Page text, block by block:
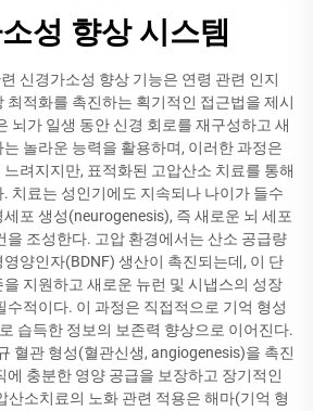
성 향상 시스템
신경가소성 향상 기능은 연령 관련 인지
최적화를 촉진하는 획기적인 접근법을 제시
뇌가 일생 동안 신경 회로를 재구성하고 새
놀라운 능력을 활용하며, 이러한 과정은
려지지만, 표적화된 고압산소 치료를 통해
치료는 성인기에도 지속되나 나이가 들수
포 생성(neurogenesis), 즉 새로운 뇌 세포
을 조성한다. 고압 환경에서는 산소 공급량
양인자(BDNF) 생산이 촉진되는데, 이 단
지원하고 새로운 뉴런 및 시냅스의 성장
수적이다. 이 과정은 직접적으로 기억 형성
습득한 정보의 보존력 향상으로 이어진다.
혈관 형성(혈관신생, angiogenesis)을 촉진
에 충분한 영양 공급을 보장하고 장기적인
산소치료의 노화 관련 적용은 해마(기억 형